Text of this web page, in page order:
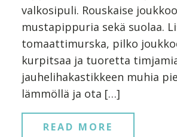
valkosipuli. Rouskaise
mustapippuria sekä suolaa.
tomaattimurska, pilko
kurpitsaa ja tuoretta
jauhelihakastikkeen muhia
lämmöllä ja ota […]
READ MORE